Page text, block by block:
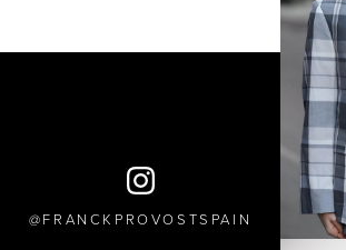
FRANCKPROVOSTSPAIN